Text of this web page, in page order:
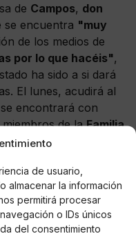
de usuario,
almacenar la información
permitirá procesar
o IDs únicos
del consentimiento
de Campos, don
se encuentra "muy
de los medios de
por lo que hacéis",
ha sido a si dará
El lunes, acudirá al
encontrará con
de laFamilia
y, por lo tanto, no